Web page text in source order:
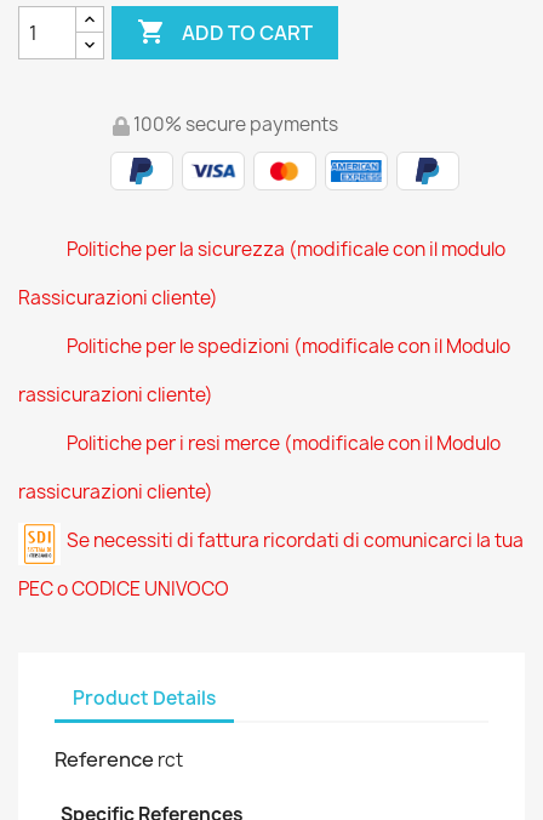
 ADD TO CART
100% secure payments
Politiche per la sicurezza (modificale con il modulo
Rassicurazioni cliente)
Politiche per le spedizioni (modificale con il Modulo
rassicurazioni cliente)
Politiche per i resi merce (modificale con il Modulo
rassicurazioni cliente)
Se necessiti di fattura ricordati di comunicarci la tua
PEC o CODICE UNIVOCO
Product Details
Reference rct
Specific References